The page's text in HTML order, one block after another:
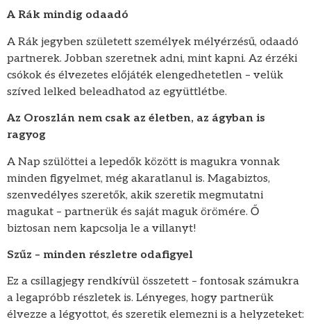
A Rák mindig odaadó
A Rák jegyben született személyek mélyérzésű, odaadó
partnerek. Jobban szeretnek adni, mint kapni. Az érzéki
csókok és élvezetes előjáték elengedhetetlen – velük
szíved lelked beleadhatod az együttlétbe.
Az Oroszlán nem csak az életben, az ágyban is
ragyog
A Nap szülöttei a lepedők között is magukra vonnak
minden figyelmet, még akaratlanul is. Magabiztos,
szenvedélyes szeretők, akik szeretik megmutatni
magukat – partnerük és saját maguk örömére. Ő
biztosan nem kapcsolja le a villanyt!
Szűz – minden részletre odafigyel
Ez a csillagjegy rendkívül összetett – fontosak számukra
a legapróbb részletek is. Lényeges, hogy partnerük
élvezze a légyottot, és szeretik elemezni is a helyzeteket: